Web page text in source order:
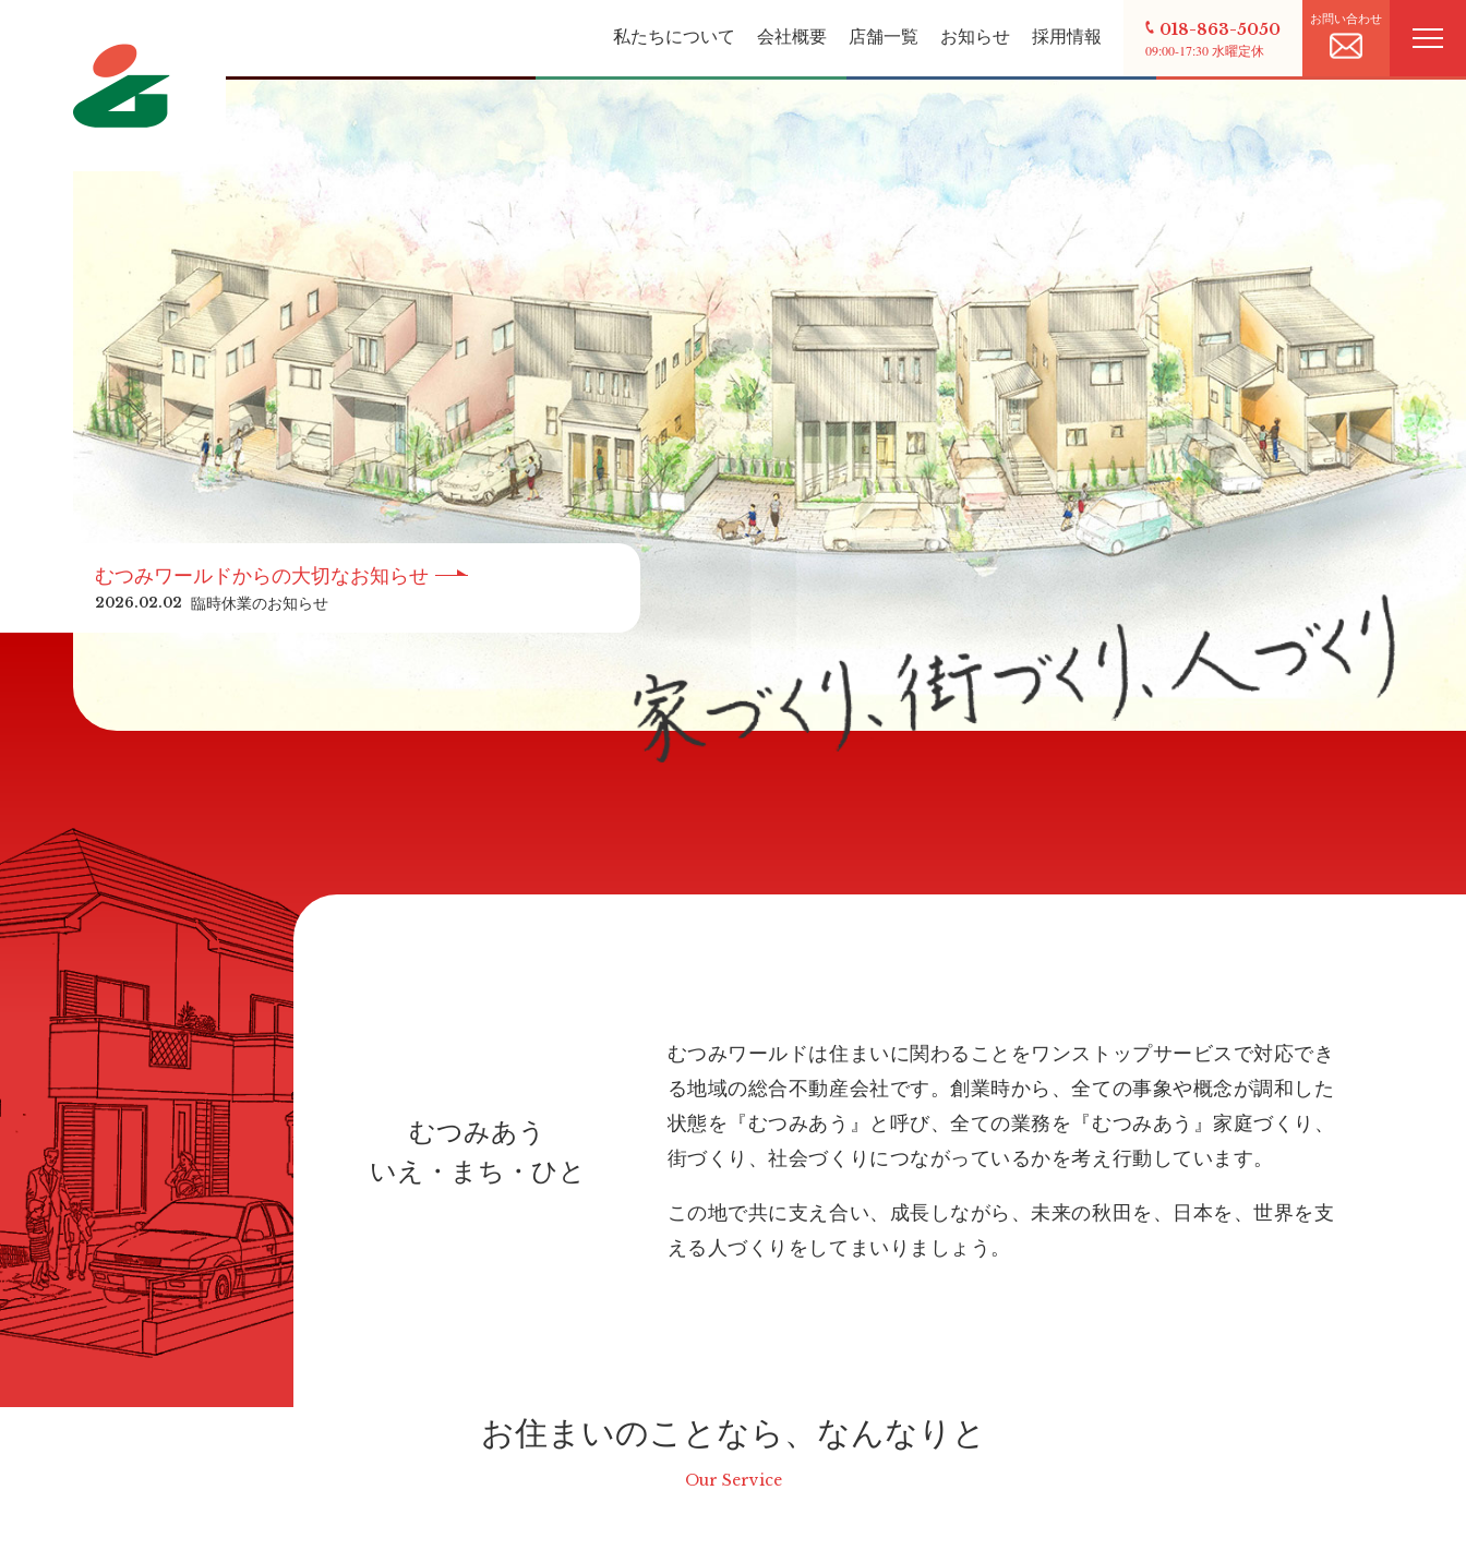
私たちについて 会社概要 店舗一覧 お知らせ 採用情報 018-863-5050
09:00-17:30 水曜定休
お問い合わせ
むつみワールドからの大切なお知らせ
2026.02.02 臨時休業のお知らせ
むつみあう
いえ・まち・ひと
むつみワールドは住まいに関わることをワンストップサービスで対応でき
る地域の総合不動産会社です。創業時から、全ての事象や概念が調和した
状態を『むつみあう』と呼び、全ての業務を『むつみあう』家庭づくり、
街づくり、社会づくりにつながっているかを考え行動しています。
この地で共に支え合い、成長しながら、未来の秋田を、日本を、世界を支
える人づくりをしてまいりましょう。
お住まいのことなら、 なんなりと
Our Service